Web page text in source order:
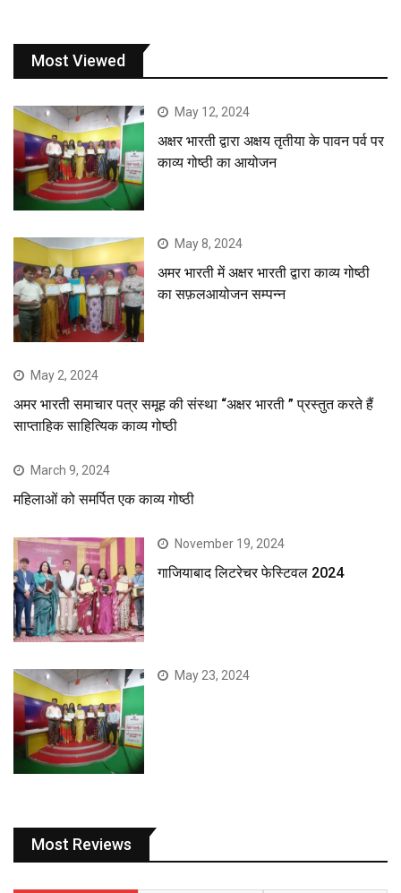
Most Viewed
May 12, 2024
अक्षर भारती द्वारा अक्षय तृतीया के पावन पर्व पर
काव्य गोष्ठी का आयोजन
May 8, 2024
अमर भारती में अक्षर भारती द्वारा काव्य गोष्ठी
का सफ़लआयोजन सम्पन्न
May 2, 2024
अमर भारती समाचार पत्र समूह की संस्था “अक्षर भारती ” प्रस्तुत करते हैं
साप्ताहिक साहित्यिक काव्य गोष्ठी
March 9, 2024
महिलाओं को समर्पित एक काव्य गोष्ठी
November 19, 2024
गाजियाबाद लिटरेचर फेस्टिवल 2024
May 23, 2024
Most Reviews